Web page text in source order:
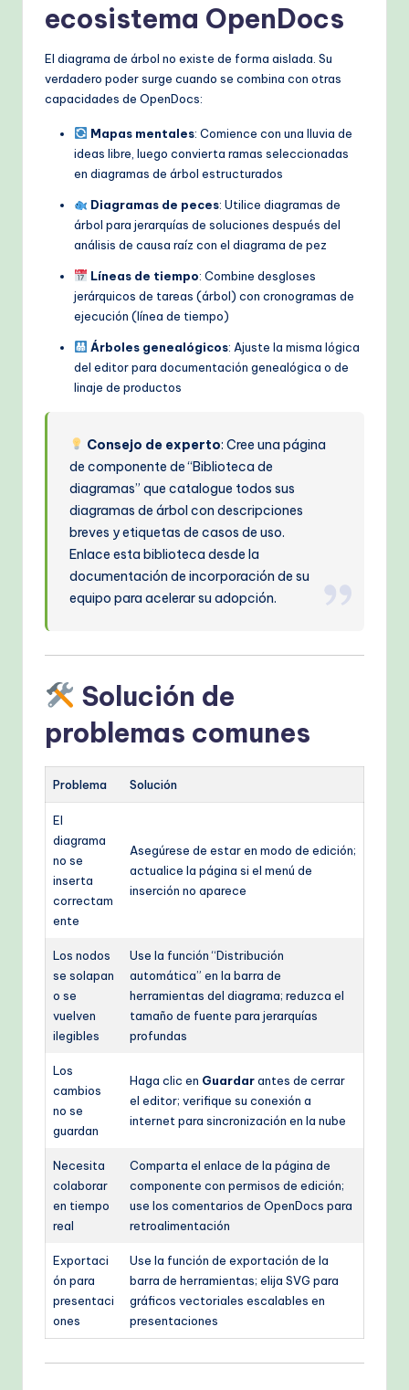
ecosistema OpenDocs
El diagrama de árbol no existe de forma aislada. Su
verdadero poder surge cuando se combina con otras
capacidades de OpenDocs:
Mapas mentales: Comience con una lluvia de
ideas libre, luego convierta ramas seleccionadas
en diagramas de árbol estructurados
Diagramas de peces: Utilice diagramas de
árbol para jerarquías de soluciones después del
análisis de causa raíz con el diagrama de pez
Líneas de tiempo: Combine desgloses
jerárquicos de tareas (árbol) con cronogramas de
ejecución (línea de tiempo)
Árboles genealógicos: Ajuste la misma lógica
del editor para documentación genealógica o de
linaje de productos
Consejo de experto: Cree una página
de componente de “Biblioteca de
diagramas” que catalogue todos sus
diagramas de árbol con descripciones
breves y etiquetas de casos de uso.
Enlace esta biblioteca desde la
documentación de incorporación de su
equipo para acelerar su adopción.
Solución de
problemas comunes
Problema Solución
El
diagrama
no se
inserta
correctam
ente
Asegúrese de estar en modo de edición;
actualice la página si el menú de
inserción no aparece
Los nodos
se solapan
o se
vuelven
ilegibles
Use la función “Distribución
automática” en la barra de
herramientas del diagrama; reduzca el
tamaño de fuente para jerarquías
profundas
Los
cambios
no se
guardan
Haga clic en Guardarantes de cerrar
el editor; verifique su conexión a
internet para sincronización en la nube
Necesita
colaborar
en tiempo
real
Comparta el enlace de la página de
componente con permisos de edición;
use los comentarios de OpenDocs para
retroalimentación
Exportaci
ón para
presentaci
ones
Use la función de exportación de la
barra de herramientas; elija SVG para
gráficos vectoriales escalables en
presentaciones